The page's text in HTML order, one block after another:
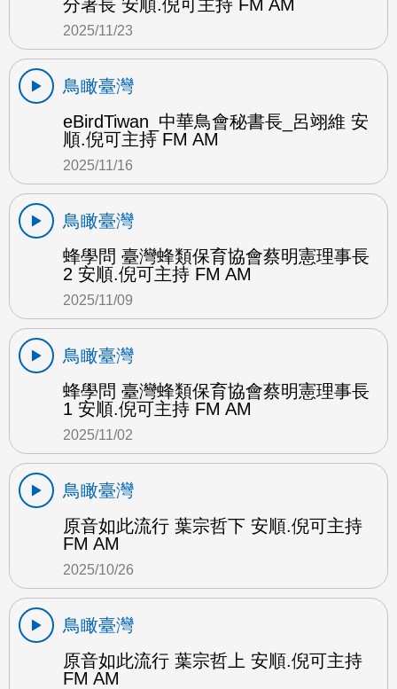
分署長 安順.倪可主持 FM AM
2025/11/23
鳥瞰臺灣
eBirdTiwan_中華鳥會秘書長_呂翊維 安
順.倪可主持 FM AM
2025/11/16
鳥瞰臺灣
蜂學問 臺灣蜂類保育協會蔡明憲理事長
2 安順.倪可主持 FM AM
2025/11/09
鳥瞰臺灣
蜂學問 臺灣蜂類保育協會蔡明憲理事長
1 安順.倪可主持 FM AM
2025/11/02
鳥瞰臺灣
原音如此流行 葉宗哲下 安順.倪可主持
FM AM
2025/10/26
鳥瞰臺灣
原音如此流行 葉宗哲上 安順.倪可主持
FM AM